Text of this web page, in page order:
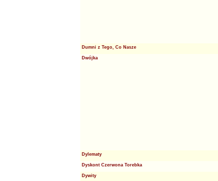
Dumni z Tego, Co Nasze
Dwójka
Dylematy
Dyskont Czerwona Torebka
Dywity